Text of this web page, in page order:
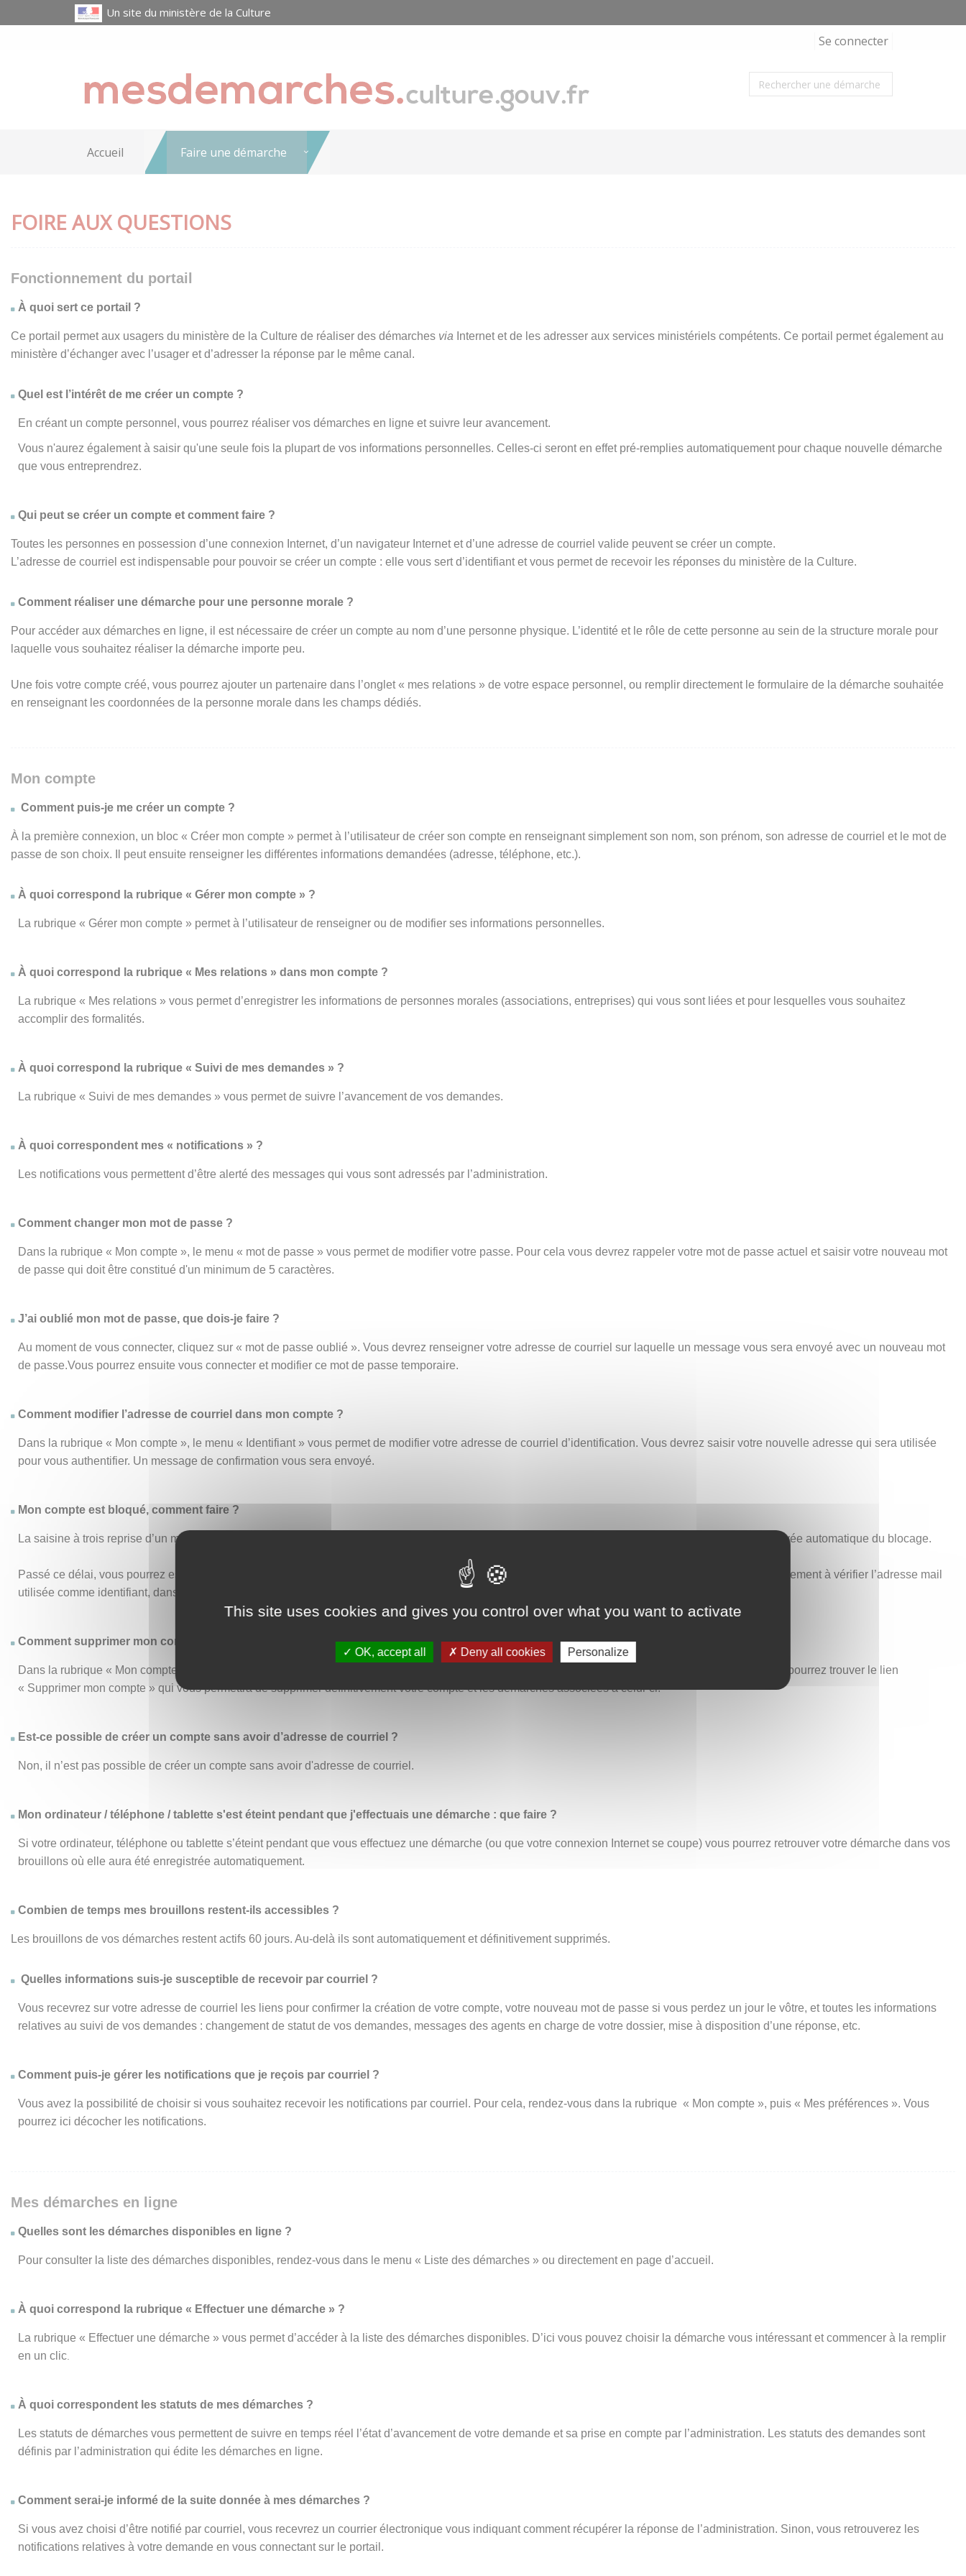
This site uses cookies and gives you control over what you want to activate
OK, accept all Deny all cookies Personalize
Un site du ministère de la Culture
Se connecter
Accueil Faire une démarche
FOIRE AUX QUESTIONS
Fonctionnement du portail
À quoi sert ce portail ?
Ce portail permet aux usagers du ministère de la Culture de réaliser des démarches via Internet et de les adresser aux services ministériels compétents. Ce portail permet également au
ministère d’échanger avec l’usager et d’adresser la réponse par le même canal.
Quel est l’intérêt de me créer un compte ?
En créant un compte personnel, vous pourrez réaliser vos démarches en ligne et suivre leur avancement.
Vous n'aurez également à saisir qu'une seule fois la plupart de vos informations personnelles. Celles-ci seront en effet pré-remplies automatiquement pour chaque nouvelle démarche
que vous entreprendrez.
Qui peut se créer un compte et comment faire ?
Toutes les personnes en possession d’une connexion Internet, d’un navigateur Internet et d’une adresse de courriel valide peuvent se créer un compte.
L’adresse de courriel est indispensable pour pouvoir se créer un compte : elle vous sert d’identifiant et vous permet de recevoir les réponses du ministère de la Culture.
Comment réaliser une démarche pour une personne morale ?
Pour accéder aux démarches en ligne, il est nécessaire de créer un compte au nom d’une personne physique. L’identité et le rôle de cette personne au sein de la structure morale pour
laquelle vous souhaitez réaliser la démarche importe peu.
Une fois votre compte créé, vous pourrez ajouter un partenaire dans l’onglet « mes relations » de votre espace personnel, ou remplir directement le formulaire de la démarche souhaitée
en renseignant les coordonnées de la personne morale dans les champs dédiés.
Mon compte
Comment puis-je me créer un compte ?
À la première connexion, un bloc « Créer mon compte » permet à l’utilisateur de créer son compte en renseignant simplement son nom, son prénom, son adresse de courriel et le mot de
passe de son choix. Il peut ensuite renseigner les différentes informations demandées (adresse, téléphone, etc.).
À quoi correspond la rubrique « Gérer mon compte » ?
La rubrique « Gérer mon compte » permet à l’utilisateur de renseigner ou de modifier ses informations personnelles.
À quoi correspond la rubrique « Mes relations » dans mon compte ?
La rubrique « Mes relations » vous permet d’enregistrer les informations de personnes morales (associations, entreprises) qui vous sont liées et pour lesquelles vous souhaitez
accomplir des formalités.
À quoi correspond la rubrique « Suivi de mes demandes » ?
La rubrique « Suivi de mes demandes » vous permet de suivre l’avancement de vos demandes.
À quoi correspondent mes « notifications » ?
Les notifications vous permettent d’être alerté des messages qui vous sont adressés par l’administration.
Comment changer mon mot de passe ?
Dans la rubrique « Mon compte », le menu « mot de passe » vous permet de modifier votre passe. Pour cela vous devrez rappeler votre mot de passe actuel et saisir votre nouveau mot
de passe qui doit être constitué d'un minimum de 5 caractères.
J’ai oublié mon mot de passe, que dois-je faire ?
Au moment de vous connecter, cliquez sur « mot de passe oublié ». Vous devrez renseigner votre adresse de courriel sur laquelle un message vous sera envoyé avec un nouveau mot
de passe.Vous pourrez ensuite vous connecter et modifier ce mot de passe temporaire.
Comment modifier l’adresse de courriel dans mon compte ?
Dans la rubrique « Mon compte », le menu « Identifiant » vous permet de modifier votre adresse de courriel d’identification. Vous devrez saisir votre nouvelle adresse qui sera utilisée
pour vous authentifier. Un message de confirmation vous sera envoyé.
Mon compte est bloqué, comment faire ?
La saisine à trois reprise d’un mot de passe ou d’un identifiant erroné bloque automatiquement le compte. Un délai de 30 minutes est nécessaire à la levée automatique du blocage.
Passé ce délai, vous pourrez essayer de vous connecter de nouveau ou demander la réinitialisation de votre mot de passe (voir ci-dessus). Pensez également à vérifier l’adresse mail
utilisée comme identifiant, dans vos anciens accusés de réception par exemple, afin de vous assurer que celle-ci ne contient aucune erreur.
Comment supprimer mon compte ?
Dans la rubrique « Mon compte », le menu « Mon compte » vous permet de modifier toutes vos informations personnelles. C’est également ici que vous pourrez trouver le lien
« Supprimer mon compte » qui vous permettra de supprimer définitivement votre compte et les démarches associées à celui-ci.
Est-ce possible de créer un compte sans avoir d’adresse de courriel ?
Non, il n’est pas possible de créer un compte sans avoir d'adresse de courriel.
Mon ordinateur / téléphone / tablette s'est éteint pendant que j'effectuais une démarche : que faire ?
Si votre ordinateur, téléphone ou tablette s’éteint pendant que vous effectuez une démarche (ou que votre connexion Internet se coupe) vous pourrez retrouver votre démarche dans vos
brouillons où elle aura été enregistrée automatiquement.
Combien de temps mes brouillons restent-ils accessibles ?
Les brouillons de vos démarches restent actifs 60 jours. Au-delà ils sont automatiquement et définitivement supprimés.
Quelles informations suis-je susceptible de recevoir par courriel ?
Vous recevrez sur votre adresse de courriel les liens pour confirmer la création de votre compte, votre nouveau mot de passe si vous perdez un jour le vôtre, et toutes les informations
relatives au suivi de vos demandes : changement de statut de vos demandes, messages des agents en charge de votre dossier, mise à disposition d’une réponse, etc.
Comment puis-je gérer les notifications que je reçois par courriel ?
Vous avez la possibilité de choisir si vous souhaitez recevoir les notifications par courriel. Pour cela, rendez-vous dans la rubrique « Mon compte », puis « Mes préférences ». Vous
pourrez ici décocher les notifications.
Mes démarches en ligne
Quelles sont les démarches disponibles en ligne ?
Pour consulter la liste des démarches disponibles, rendez-vous dans le menu « Liste des démarches » ou directement en page d’accueil.
À quoi correspond la rubrique « Effectuer une démarche » ?
La rubrique « Effectuer une démarche » vous permet d’accéder à la liste des démarches disponibles. D’ici vous pouvez choisir la démarche vous intéressant et commencer à la remplir
en un clic
À quoi correspondent les statuts de mes démarches ?
Les statuts de démarches vous permettent de suivre en temps réel l’état d’avancement de votre demande et sa prise en compte par l’administration. Les statuts des demandes sont
définis par l’administration qui édite les démarches en ligne.
Comment serai-je informé de la suite donnée à mes démarches ?
Si vous avez choisi d’être notifié par courriel, vous recevrez un courrier électronique vous indiquant comment récupérer la réponse de l’administration. Sinon, vous retrouverez les
notifications relatives à votre demande en vous connectant sur le portail.